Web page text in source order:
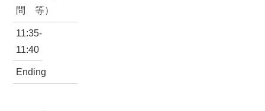
問 等）
11:35-
11:40
Ending